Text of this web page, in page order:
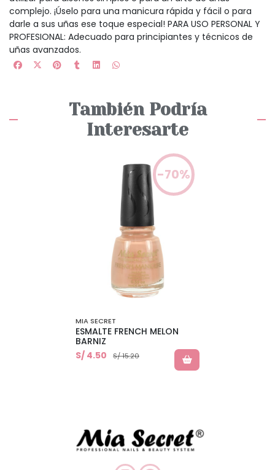
complejo. ¡Úselo para una manicura rápida y fácil o para
darle a sus uñas ese toque especial! PARA USO PERSONAL Y
PROFESIONAL: Adecuado para principiantes y técnicos de
uñas avanzados.
También Podría
Interesarte
-70%
MIA SECRET
ESMALTE FRENCH MELON
BARNIZ
S/ 4.50
S/ 15.20